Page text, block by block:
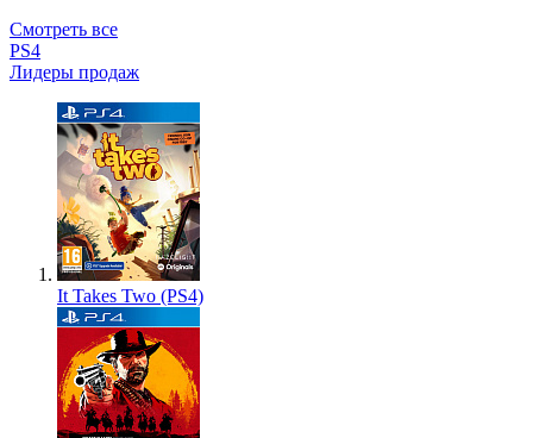
Смотреть все
PS4
Лидеры продаж
It Takes Two (PS4)